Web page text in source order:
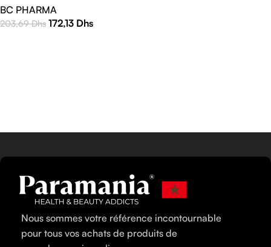
BC PHARMA
203,69Dhs 172,13 Dhs
Nous sommes votre référence incontournable
pour tous vos achats de produits de